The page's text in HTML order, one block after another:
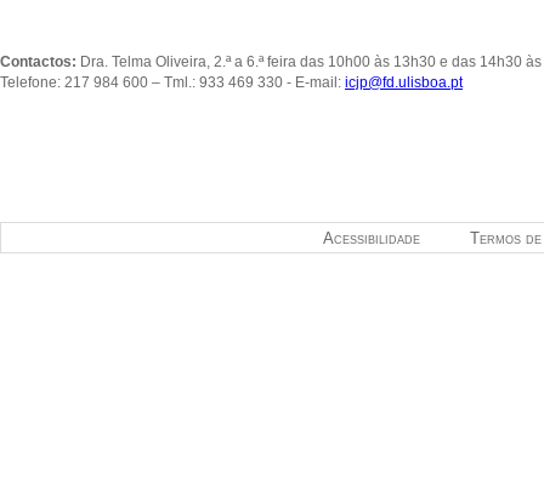
Contactos: Dra. Telma Oliveira, 2.ª a 6.ª feira das 10h00 às 13h30 e das 14h30
Telefone: 217 984 600 – Tml.: 933 469 330 - E-mail: icjp@fd.ulisboa.pt
Termos
Acessibilidade